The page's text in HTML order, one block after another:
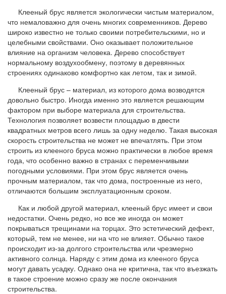
Клееный брус является экологически чистым материалом,
что немаловажно для очень многих современников. Дерево
широко известно не только своими потребительскими, но и
целебными свойствами. Оно оказывает положительное
влияние на организм человека. Дерево способствует
нормальному воздухообмену, поэтому в деревянных
строениях одинаково комфортно как летом, так и зимой.
Клееный брус – материал, из которого дома возводятся
довольно быстро. Иногда именно это является решающим
фактором при выборе материала для строительства.
Технология позволяет возвести площадью в двести
квадратных метров всего лишь за одну неделю. Такая высокая
скорость строительства не может не впечатлять. При этом
строить из клееного бруса можно практически в любое время
года, что особенно важно в странах с переменчивыми
погодными условиями. При этом брус является очень
прочным материалом, так что дома, построенные из него,
отличаются большим эксплуатационным сроком.
Как и любой другой материал, клееный брус имеет и свои
недостатки. Очень редко, но все же иногда он может
покрываться трещинами на торцах. Это эстетический дефект,
который, тем не менее, ни на что не влияет. Обычно такое
происходит из-за долгого строительства или чрезмерно
активного солнца. Наряду с этим дома из клееного бруса
могут давать усадку. Однако она не критична, так что въезжать
в такое строение можно сразу же после окончания
строительства.